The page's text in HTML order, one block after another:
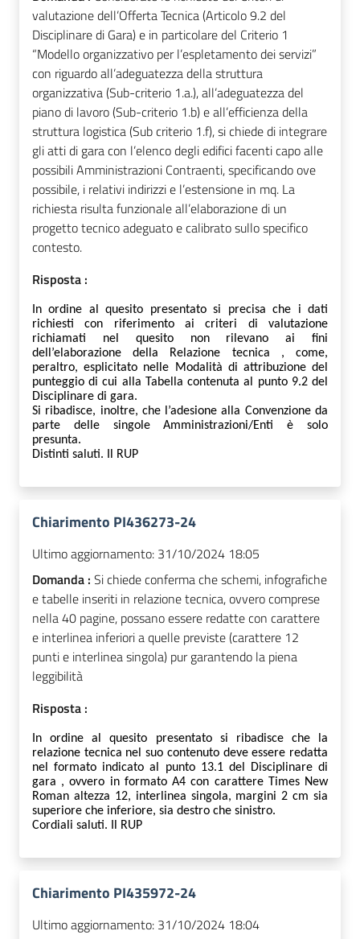
valutazione dell’Offerta Tecnica (Articolo 9.2 del
Disciplinare di Gara) e in particolare del Criterio 1
“Modello organizzativo per l’espletamento dei servizi”
con riguardo all’adeguatezza della struttura
organizzativa (Sub-criterio 1.a.), all’adeguatezza del
piano di lavoro (Sub-criterio 1.b) e all’efficienza della
struttura logistica (Sub criterio 1.f), si chiede di integrare
gli atti di gara con l’elenco degli edifici facenti capo alle
possibili Amministrazioni Contraenti, specificando ove
possibile, i relativi indirizzi e l’estensione in mq. La
richiesta risulta funzionale all’elaborazione di un
progetto tecnico adeguato e calibrato sullo specifico
contesto.
Risposta :
In ordine al quesito presentato si precisa che i dati
richiesti con riferimento ai criteri di valutazione
richiamati nel quesito non rilevano ai fini
dell’elaborazione della Relazione tecnica , come,
peraltro, esplicitato nelle Modalità di attribuzione del
punteggio di cui alla Tabella contenuta al punto 9.2 del
Disciplinare di gara.
Si ribadisce, inoltre, che l’adesione alla Convenzione da
parte delle singole Amministrazioni/Enti è solo
presunta.
Distinti saluti. Il RUP
Chiarimento PI436273-24
Ultimo aggiornamento: 31/10/2024 18:05
Domanda : Si chiede conferma che schemi, infografiche
e tabelle inseriti in relazione tecnica, ovvero comprese
nella 40 pagine, possano essere redatte con carattere
e interlinea inferiori a quelle previste (carattere 12
punti e interlinea singola) pur garantendo la piena
leggibilità
Risposta :
In ordine al quesito presentato si ribadisce che la
relazione tecnica nel suo contenuto deve essere redatta
nel formato indicato al punto 13.1 del Disciplinare di
gara , ovvero in formato A4 con carattere Times New
Roman altezza 12, interlinea singola, margini 2 cm sia
superiore che inferiore, sia destro che sinistro.
Cordiali saluti. Il RUP
Chiarimento PI435972-24
Ultimo aggiornamento: 31/10/2024 18:04